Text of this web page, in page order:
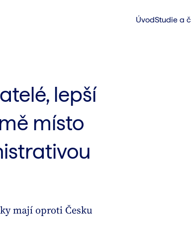
ÚvodStudie a
lepší
místo
mají oproti Česku